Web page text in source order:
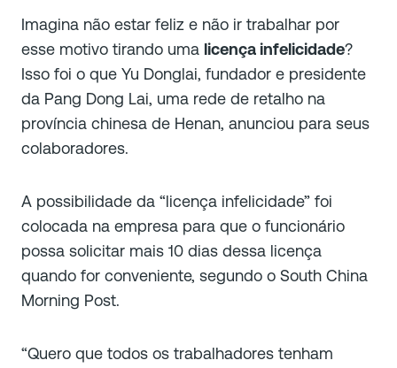
Imagina não estar feliz e não ir trabalhar por
esse motivo tirando uma licença infelicidade?
Isso foi o que Yu Donglai, fundador e presidente
da Pang Dong Lai, uma rede de retalho na
província chinesa de Henan, anunciou para seus
colaboradores.
A possibilidade da “licença infelicidade” foi
colocada na empresa para que o funcionário
possa solicitar mais 10 dias dessa licença
quando for conveniente, segundo o South China
Morning Post.
“Quero que todos os trabalhadores tenham